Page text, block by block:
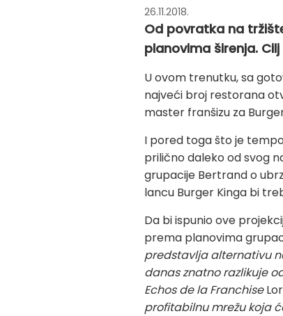
26.11.2018.
Od povratka na
planovima širenja.
U ovom trenutku, sa
najveći broj restorana
master franšizu za
I pored toga što je
prilično daleko od svog
grupacije Bertrand o
lancu Burger Kinga bi
Da bi ispunio ove
prema planovima
predstavlja alternativu
danas znatno razlikuje
Echos de la Franchise
profitabilnu mrežu koja